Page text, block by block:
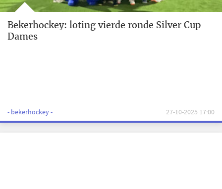
Bekerhockey: loting vierde ronde Silver Cup
Dames
- bekerhockey - 27-10-2025 17:00